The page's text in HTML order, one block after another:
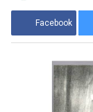
Facebook